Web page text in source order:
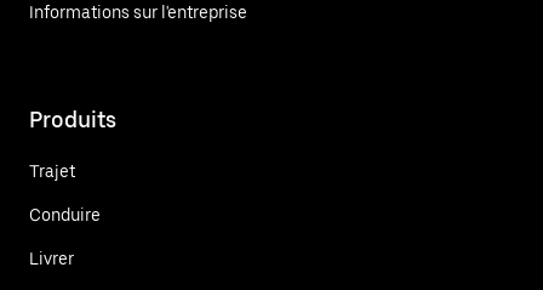
Informations sur l'entreprise
Produits
Trajet
Conduire
Livrer